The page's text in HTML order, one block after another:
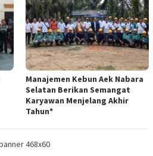
Manajemen Kebun Aek Nabara
Selatan Berikan Semangat
Karyawan Menjelang Akhir
Tahun*